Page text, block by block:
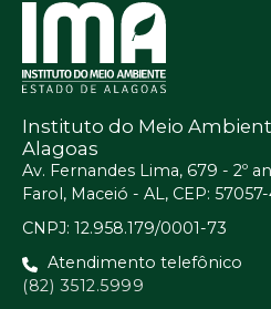
Instituto do Meio
Alagoas
Av. Fernandes Lima, 679 - 2º
Farol, Maceió - AL, CEP:
CNPJ: 12.958.179/0001-73
Atendimento telefônico
(82) 3512.5999